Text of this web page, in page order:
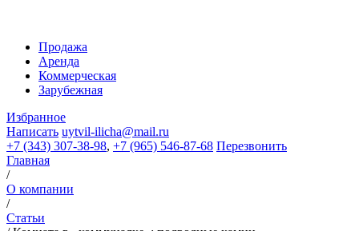
Продажа
Аренда
Коммерческая
Зарубежная
Избранное
Написать uytvil-ilicha@mail.ru
+7 (343) 307-38-98, +7 (965) 546-87-68 Перезвонить
Главная
/
О компании
/
Статьи